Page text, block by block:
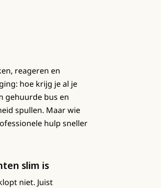
reageren en
hoe krijg je al je
gehuurde bus en
spullen. Maar wie
hulp sneller
slim is
niet. Juist